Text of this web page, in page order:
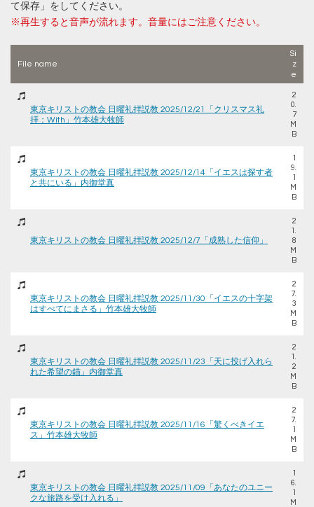
て保存」をしてください。
※再生すると音声が流れます。音量にはご注意ください。
File name
Si
z
e
東京キリストの教会 日曜礼拝説教 2025/12/21「クリスマス礼
拝：With」竹本雄大牧師
2
0.
7
M
B
東京キリストの教会 日曜礼拝説教 2025/12/14「イエスは探す者
と共にいる」内御堂真
1
9.
1
M
B
東京キリストの教会 日曜礼拝説教 2025/12/7「成熟した信仰」
2
1.
8
M
B
東京キリストの教会 日曜礼拝説教 2025/11/30「イエスの十字架
はすべてにまさる」竹本雄大牧師
2
7.
3
M
B
東京キリストの教会 日曜礼拝説教 2025/11/23「天に投げ入れら
れた希望の錨」内御堂真
2
1.
2
M
B
東京キリストの教会 日曜礼拝説教 2025/11/16「驚くべきイエ
ス」竹本雄大牧師
2
7.
1
M
B
東京キリストの教会 日曜礼拝説教 2025/11/09「あなたのユニー
クな旅路を受け入れる」
1
6.
1
M